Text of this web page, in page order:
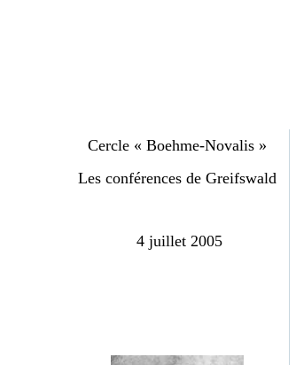
Cercle « Boehme-Novalis »
Les conférences de Greifswald
4 juillet 2005